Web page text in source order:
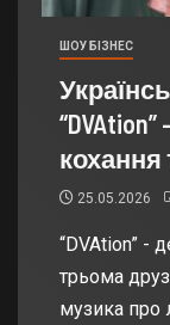
ШОУ БІЗНЕС
кохання
25.05.2026
“DVAtion” -
трьома
музика про